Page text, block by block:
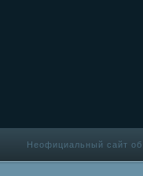
Неофициальный сайт